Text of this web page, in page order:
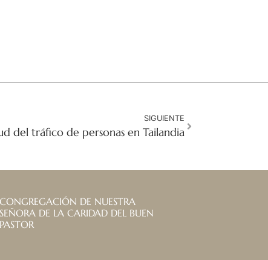
SIGUIENTE
del tráfico de personas en Tailandia
CONGREGACIÓN DE NUESTRA
SEÑORA DE LA CARIDAD DEL BUEN
PASTOR